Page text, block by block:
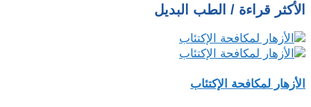
الأكثر قراءة / الطب البديل
الأزهار لمكافحة الإكتئاب